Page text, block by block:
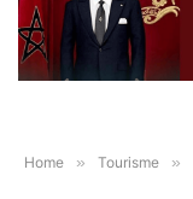
Home » Tourisme »